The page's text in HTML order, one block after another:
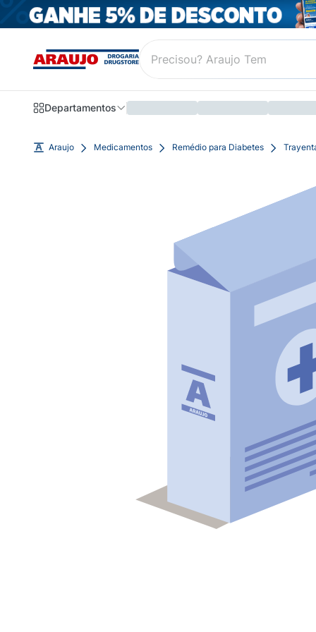
Departamentos
Araujo Medicamentos Remédio para Diabetes